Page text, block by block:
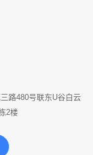
路480号联东U谷白云
2楼